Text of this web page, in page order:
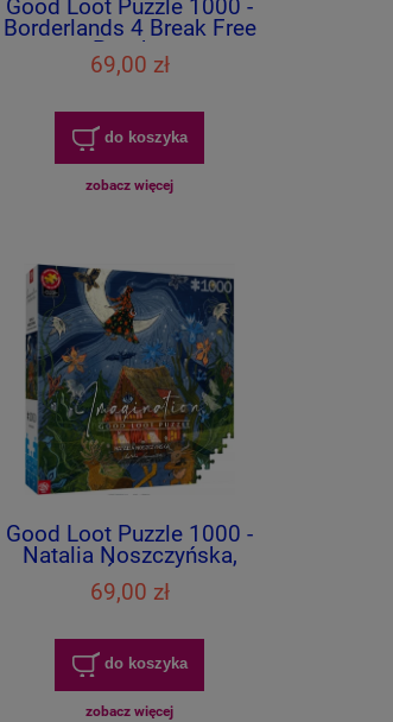
Good Loot Puzzle 1000 -
Borderlands 4 Break Free
Psycho
69,00 zł
do koszyka
zobacz więcej
Good Loot Puzzle 1000 -
Natalia Noszczyńska,
Słowiański Świat Nadchodzi
69,00 zł
do koszyka
zobacz więcej